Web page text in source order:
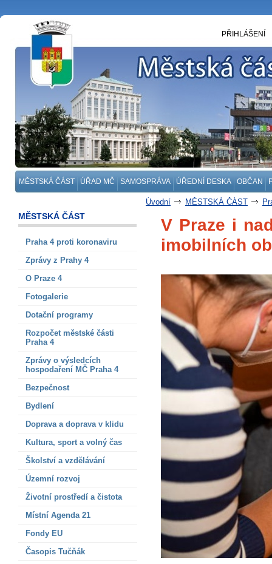
MĚSTSKÁ ČÁST ÚŘAD MČ SAMOSPRÁVA ÚŘEDNÍ DESKA OBČAN
PŘIHLÁŠENÍ
Úvodní MĚSTSKÁ ČÁST
MĚSTSKÁ ČÁST
Praha 4 proti koronaviru
Zprávy z Prahy 4
O Praze 4
Fotogalerie
Dotační programy
Rozpočet městské části
Praha 4
Zprávy o výsledcích
hospodaření MČ Praha 4
Bezpečnost
Bydlení
Doprava a doprava v klidu
Kultura, sport a volný čas
Školství a vzdělávání
Územní rozvoj
Životní prostředí a čistota
Místní Agenda 21
Fondy EU
Časopis Tučňák
V Praze i
imobilních